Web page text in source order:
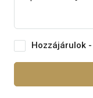
Hozzájárulok -